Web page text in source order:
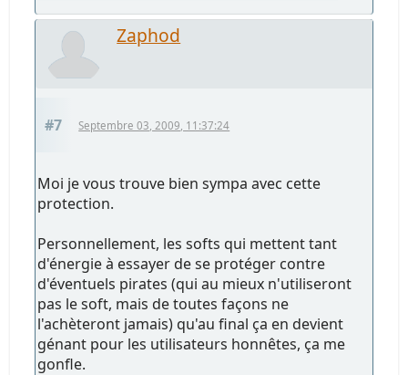
Zaphod
#7 Septembre 03, 2009, 11:37:24
Moi je vous trouve bien sympa avec cette
protection.
Personnellement, les softs qui mettent tant
d'énergie à essayer de se protéger contre
d'éventuels pirates (qui au mieux n'utiliseront
pas le soft, mais de toutes façons ne
l'achèteront jamais) qu'au final ça en devient
génant pour les utilisateurs honnêtes, ça me
gonfle.